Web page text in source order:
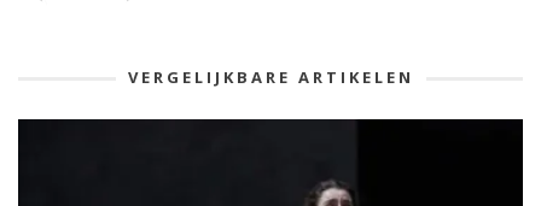
VERGELIJKBARE ARTIKELEN